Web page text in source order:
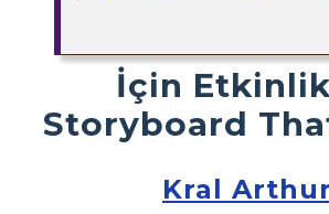
İçin
Storyboard
Kral Arthur